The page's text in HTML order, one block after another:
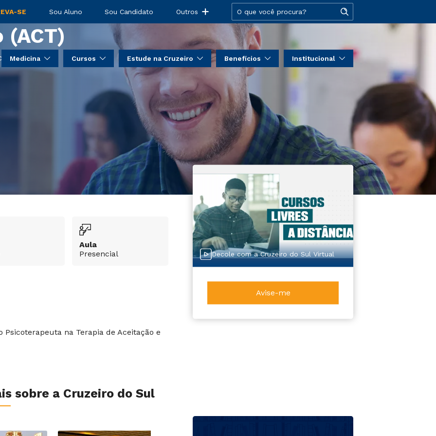
SE Sou Aluno Sou Candidato Outros
Medicina Cursos Estude na Cruzeiro Benefícios Institucional
E
(ACT)
(ACT)
Aula
Presencial
na Terapia de Aceitação e
Decole com a Cruzeiro do Sul Virtual
Avise-me
sobre a Cruzeiro do Sul